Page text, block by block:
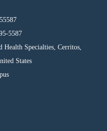
5587(727)1+
Health Specialties, Cerritos,
States